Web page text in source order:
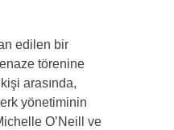
edilen bir
törenine
arasında,
yönetiminin
O’Neill ve